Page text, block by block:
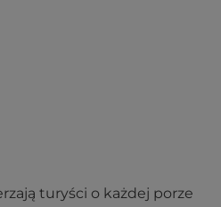
turyści o każdej porze